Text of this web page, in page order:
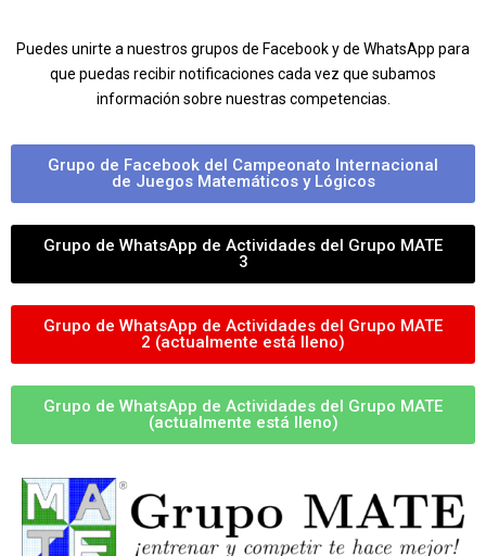
Puedes unirte a nuestros grupos de Facebook y de WhatsApp para
que puedas recibir notificaciones cada vez que subamos
información sobre nuestras competencias.
Grupo de Facebook del Campeonato Internacional
de Juegos Matemáticos y Lógicos
Grupo de WhatsApp de Actividades del Grupo MATE
3
Grupo de WhatsApp de Actividades del Grupo MATE
2 (actualmente está lleno)
Grupo de WhatsApp de Actividades del Grupo MATE
(actualmente está lleno)